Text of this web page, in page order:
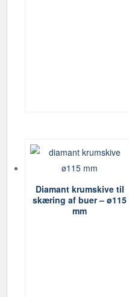
Diamant krumskive til
skæring af buer – ø115
mm